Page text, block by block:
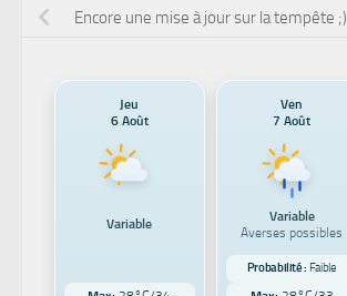
Encore une mise à jour sur la tempête ;)
Jeu
6 Août
Variable
Ven
7 Août
Variable
Averses possibles
Probabilité : Faible